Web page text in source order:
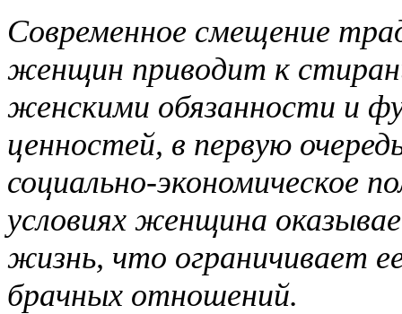
Современное смещение
женщин приводит к
женскими обязанности и
ценностей, в первую
социально-экономическое
условиях женщина
жизнь, что ограничивает
брачных отношений.